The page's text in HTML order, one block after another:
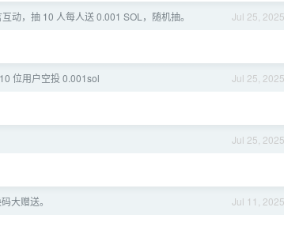
Jul 25, 2025
动，抽 10 人每人送 0.001 SOL，随机抽。
Jul 25, 2025
位用户空投 0.001sol
Jul 25, 2025
Jul 11, 2025
大赠送。